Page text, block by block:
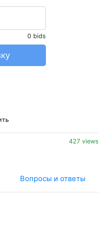
0 bids
427 views
Вопросы и ответы